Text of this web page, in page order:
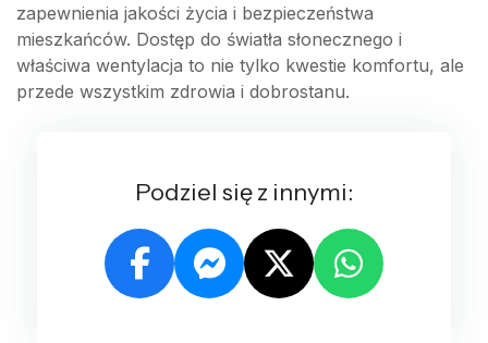
zapewnienia jakości życia i bezpieczeństwa
mieszkańców. Dostęp do światła słonecznego i
właściwa wentylacja to nie tylko kwestie komfortu, ale
przede wszystkim zdrowia i dobrostanu.
Podziel się z innymi: